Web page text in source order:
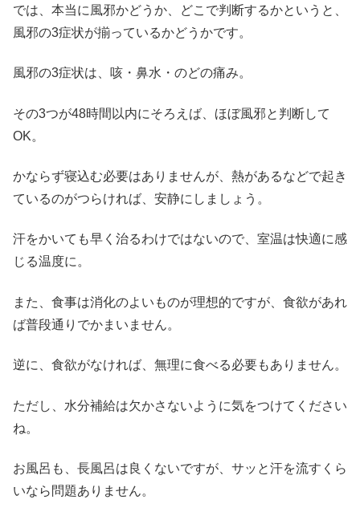
では、本当に風邪かどうか、どこで判断するかというと、
風邪の3症状が揃っているかどうかです。
風邪の3症状は、咳・鼻水・のどの痛み。
その3つが48時間以内にそろえば、ほぼ風邪と判断して
OK。
かならず寝込む必要はありませんが、熱があるなどで起き
ているのがつらければ、安静にしましょう。
汗をかいても早く治るわけではないので、室温は快適に感
じる温度に。
また、食事は消化のよいものが理想的ですが、食欲があれ
ば普段通りでかまいません。
逆に、食欲がなければ、無理に食べる必要もありません。
ただし、水分補給は欠かさないように気をつけてください
ね。
お風呂も、長風呂は良くないですが、サッと汗を流すくら
いなら問題ありません。